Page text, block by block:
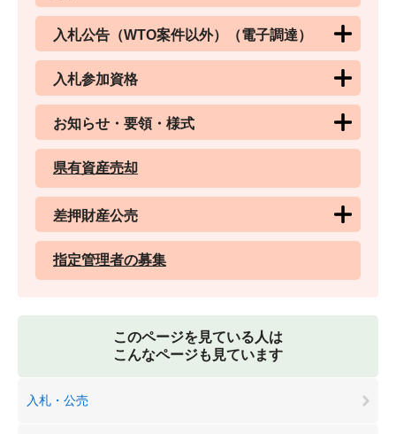
入札公告（WTO案件以外）（電子調達）
入札参加資格
お知らせ・要領・様式
県有資産売却
差押財産公売
指定管理者の募集
このページを見ている人は
こんなページも見ています
入札・公売